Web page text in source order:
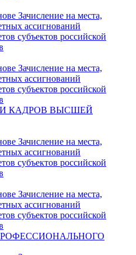
Зачисление на места,
ассигнований
субъектов российской
Зачисление на места,
ассигнований
субъектов российской
КАДРОВ ВЫСШЕЙ
Зачисление на места,
ассигнований
субъектов российской
Зачисление на места,
ассигнований
субъектов российской